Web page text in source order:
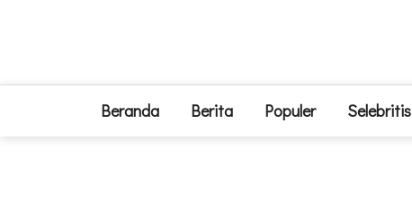
Beranda Berita Populer Selebritis